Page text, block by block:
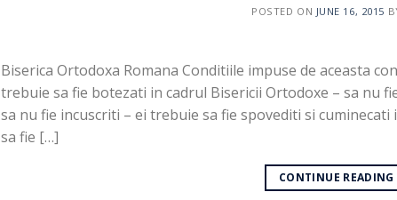
POSTED ON JUNE 16, 2015
Biserica Ortodoxa Romana Conditiile impuse de aceasta
trebuie sa fie botezati in cadrul Bisericii Ortodoxe – sa nu
sa nu fie incuscriti – ei trebuie sa fie spovediti si
sa fie […]
CONTINUE READING